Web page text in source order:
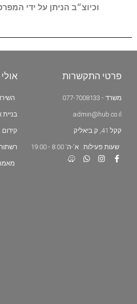
וכיוצ״ב הניתן על ידי
פרטי התקשרות
משרד - 077-7008133
admin@hub.co.il
קקל 41, ק.ביאליק
שעות פעילות : א'-ה' 8:00 - 19:00
קידום